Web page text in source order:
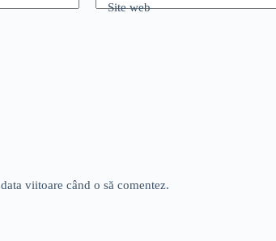
Site web
viitoare când o să comentez.